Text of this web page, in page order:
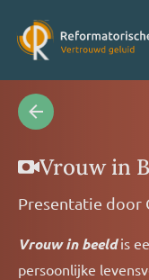
Vrouw in
Presentatie door
Vrouw in beeldis
persoonlijke